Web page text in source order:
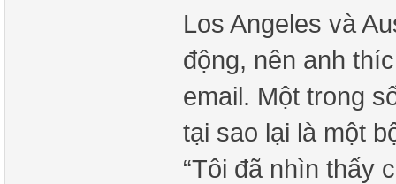
Los Angeles và
động, nên anh
email. Một trong
tại sao lại là một
“Tôi đã nhìn thấy